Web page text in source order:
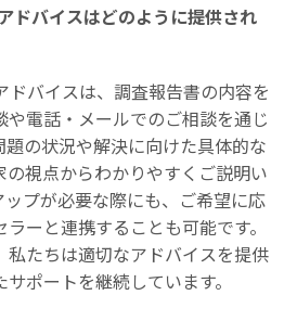
ドバイスはどのように提供され
ドバイスは、調査報告書の内容を
や電話・メールでのご相談を通じ
の状況や解決に向けた具体的な
の視点からわかりやすくご説明い
ップが必要な際にも、ご希望に応
ーと連携することも可能です。
私たちは適切なアドバイスを提供
ポートを継続しています。